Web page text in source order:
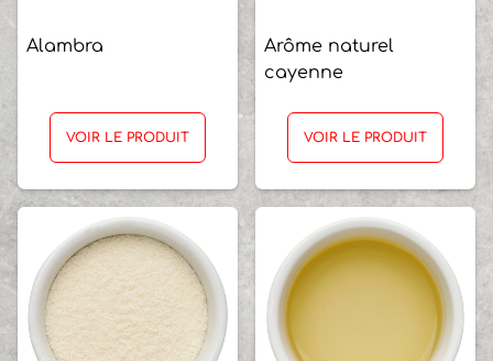
Alambra
VOIR LE PRODUIT
Arôme naturel
cayenne
VOIR LE PRODUIT